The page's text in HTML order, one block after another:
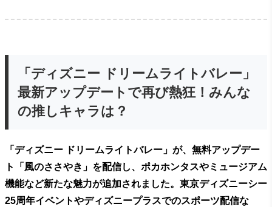
「ディズニー ドリームライトバレー」
最新アップデートで再び熱狂！みんな
の推しキャラは？
「ディズニー ドリームライトバレー」が、無料アップデー
ト「風のささやき」を配信し、ポカホンタスやミュージアム
機能など新たな魅力が追加されました。東京ディズニーシー
25周年イベントやディズニープラスでのスポーツ配信な